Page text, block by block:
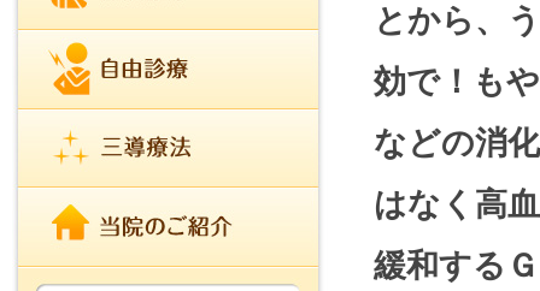
とから、
効で！も
などの消
はなく高
緩和する